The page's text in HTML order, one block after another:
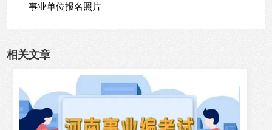
事业单位报名照片
相关文章